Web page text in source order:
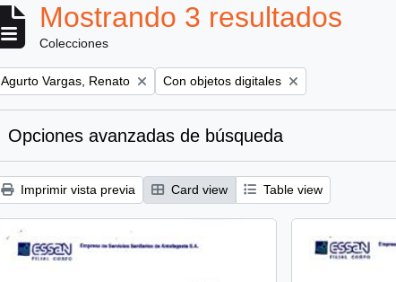
Mostrando 3 resultados
Colecciones
Remove filter:
Agurto Vargas, Renato Remove filter:
Con objetos digitales
Opciones avanzadas de búsqueda
Imprimir vista previa Card view Table view